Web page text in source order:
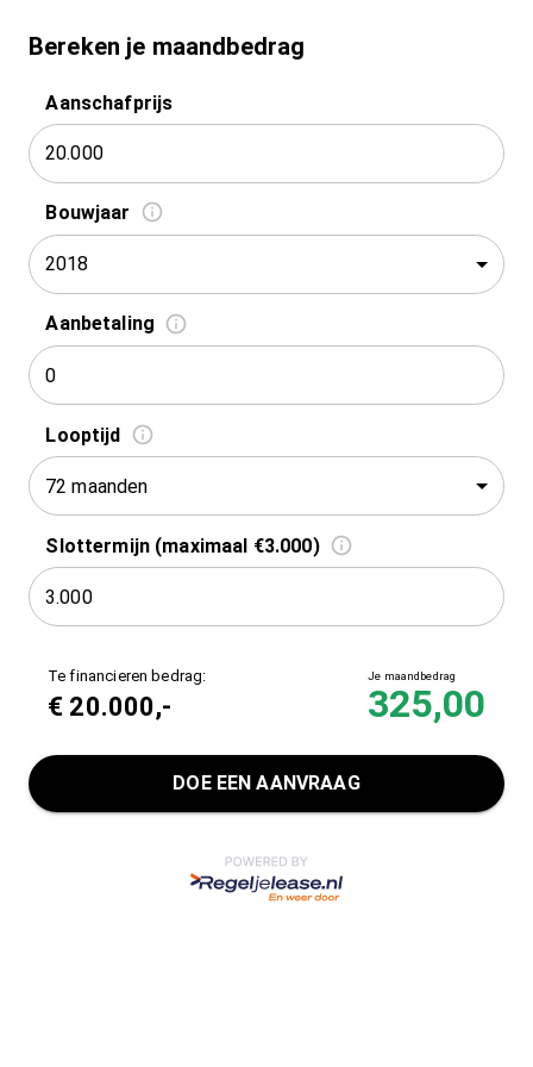
Bereken je maandbedrag
Aanschafprijs
Bouwjaar
2018
Aanbetaling
Looptijd
72 maanden
Slottermijn (maximaal €3.000)
Te financieren bedrag:
€ 20.000,-
Je maandbedrag
325,00
DOE EEN AANVRAAG